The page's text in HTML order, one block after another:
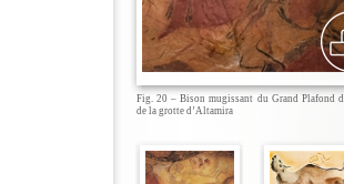
Fig. 20 – Bison mugissant du Grand Plafond
de la grotte d’Altamira